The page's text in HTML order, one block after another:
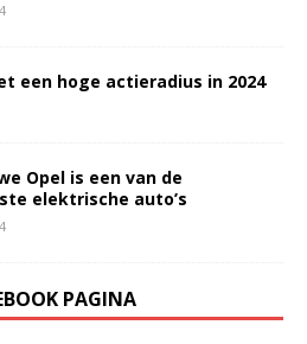
een hoge actieradius in 2024
Opel is een van de
elektrische auto’s
PAGINA